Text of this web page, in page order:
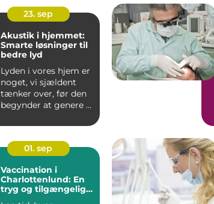
23. sep
Akustik i hjemmet:
Smarte løsninger til
bedre lyd
Lyden i vores hjem er
noget, vi sjældent
tænker over, før den
begynder at genere ...
01. sep
Vaccination i
Charlottenlund: En
tryg og tilgængelig